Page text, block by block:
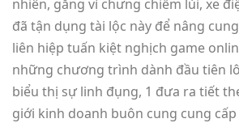
nhiên, gắng vì chưng chiếm lùi, xe
đã tận dụng tài lộc này để nâng
liên hiệp tuấn kiệt nghịch game
những chương trình dành đầu tiên
biểu thị sự linh đụng, 1 đưa ra tiết
giới kinh doanh buôn cung cung